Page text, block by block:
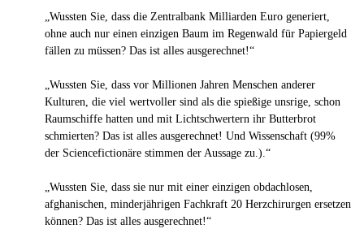
„Wussten Sie, dass die Zentralbank Milliarden Euro generiert,
ohne auch nur einen einzigen Baum im Regenwald für Papiergeld
fällen zu müssen? Das ist alles ausgerechnet!“
„Wussten Sie, dass vor Millionen Jahren Menschen anderer
Kulturen, die viel wertvoller sind als die spießige unsrige, schon
Raumschiffe hatten und mit Lichtschwertern ihr Butterbrot
schmierten? Das ist alles ausgerechnet! Und Wissenschaft (99%
der Sciencefictionäre stimmen der Aussage zu.).“
„Wussten Sie, dass sie nur mit einer einzigen obdachlosen,
afghanischen, minderjährigen Fachkraft 20 Herzchirurgen ersetzen
können? Das ist alles ausgerechnet!“